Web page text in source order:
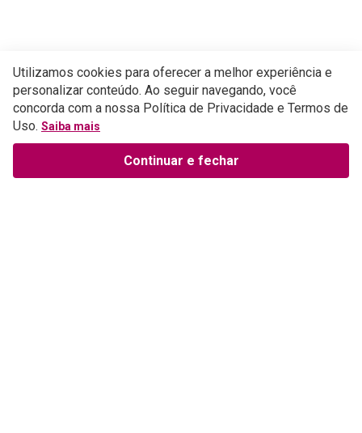
Utilizamos cookies para oferecer a melhor experiência e
personalizar conteúdo. Ao seguir navegando, você
concorda com a nossa Política de Privacidade e Termos de
Uso. Saiba mais
Continuar e fechar